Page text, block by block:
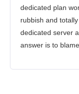
dedicated plan
rubbish and
dedicated server
answer is to